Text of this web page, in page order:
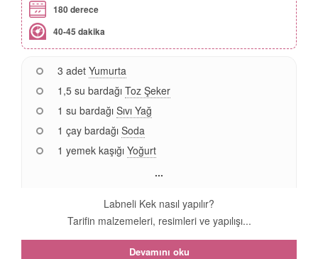
180 derece
40-45 dakika
3 adet Yumurta
1,5 su bardağı Toz Şeker
1 su bardağı Sıvı Yağ
1 çay bardağı Soda
1 yemek kaşığı Yoğurt
...
Labneli Kek nasıl yapılır?
Tarifin malzemeleri, resimleri ve yapılışı...
Devamını oku